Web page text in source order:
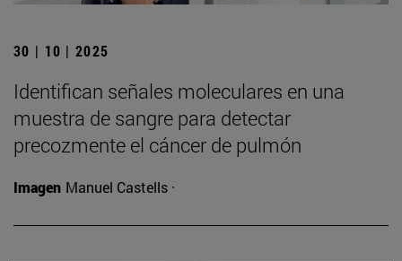
30 | 10 | 2025
Identifican señales moleculares en una
muestra de sangre para detectar
precozmente el cáncer de pulmón
Imagen Manuel Castells ·